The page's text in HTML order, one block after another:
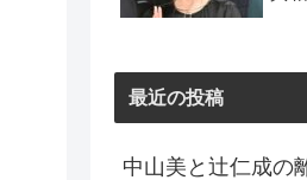
最近の投稿
中山美と辻仁成の